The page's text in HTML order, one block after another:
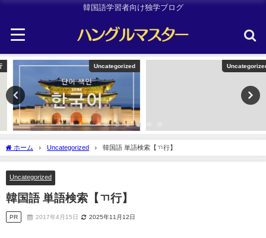
韓国語学習者向け独学ブログ
Uncategorized Uncategorized
ホーム Uncategorized 韓国語 単語検索【ㄲ行】
Uncategorized
韓国語 単語検索【ㄲ行】
PR 2017年4月15日 2025年11月12日